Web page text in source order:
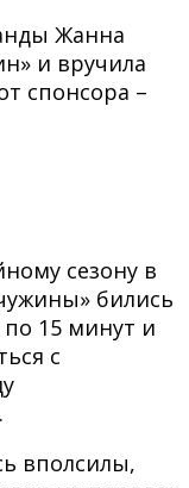
Жанна
и вручила
спонсора –
сезону в
бились
15 минут и
с
вполсилы,